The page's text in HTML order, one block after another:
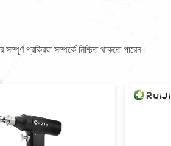
প্রক্রিয়া সম্পর্কে নিশ্চিত থাকতে পারেন।